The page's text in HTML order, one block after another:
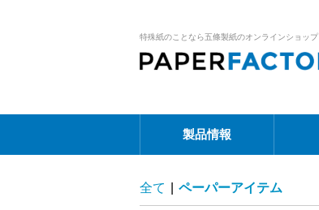
特殊紙のことなら五條製紙のオンラインショップ
製品情報
全て ペーパーアイテム